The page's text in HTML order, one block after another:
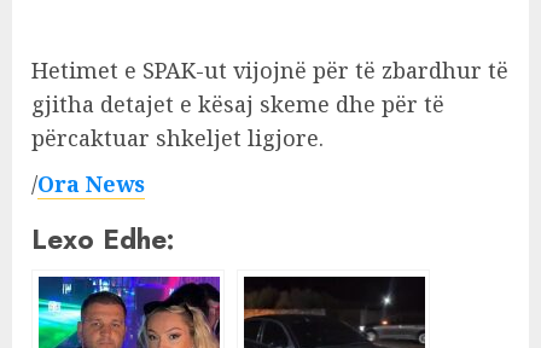
Hetimet e SPAK-ut vijojnë për të zbardhur të
gjitha detajet e kësaj skeme dhe për të
përcaktuar shkeljet ligjore.
/Ora News
Lexo Edhe: